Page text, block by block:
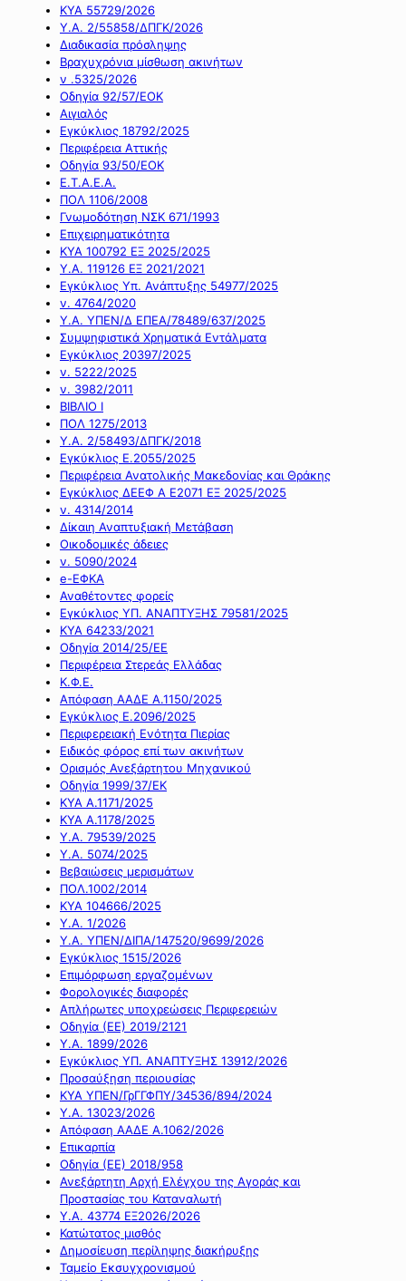
ΚΥΑ 55729/2026
Υ.Α. 2/55858/ΔΠΓΚ/2026
Διαδικασία πρόσληψης
Βραχυχρόνια μίσθωση ακινήτων
ν .5325/2026
Οδηγία 92/57/ΕΟΚ
Αιγιαλός
Εγκύκλιος 18792/2025
Περιφέρεια Αττικής
Οδηγία 93/50/ΕΟΚ
Ε.Τ.Α.Ε.Α.
ΠΟΛ 1106/2008
Γνωμοδότηση ΝΣΚ 671/1993
Επιχειρηματικότητα
ΚΥΑ 100792 ΕΞ 2025/2025
Υ.Α. 119126 ΕΞ 2021/2021
Εγκύκλιος Υπ. Ανάπτυξης 54977/2025
ν. 4764/2020
Υ.Α. ΥΠΕΝ/Δ ΕΠΕΑ/78489/637/2025
Συμψηφιστικά Χρηματικά Εντάλματα
Εγκύκλιος 20397/2025
ν. 5222/2025
ν. 3982/2011
ΒΙΒΛΙΟ Ι
ΠΟΛ 1275/2013
Υ.Α. 2/58493/ΔΠΓΚ/2018
Εγκύκλιος Ε.2055/2025
Περιφέρεια Ανατολικής Μακεδονίας και Θράκης
Εγκύκλιος ΔΕΕΦ Α Ε2071 ΕΞ 2025/2025
ν. 4314/2014
Δίκαιη Αναπτυξιακή Μετάβαση
Οικοδομικές άδειες
ν. 5090/2024
e-ΕΦΚΑ
Αναθέτοντες φορείς
Εγκύκλιος ΥΠ. ΑΝΑΠΤΥΞΗΣ 79581/2025
ΚΥΑ 64233/2021
Οδηγία 2014/25/ΕΕ
Περιφέρεια Στερεάς Ελλάδας
Κ.Φ.Ε.
Απόφαση ΑΑΔΕ Α.1150/2025
Εγκύκλιος Ε.2096/2025
Περιφερειακή Ενότητα Πιερίας
Ειδικός φόρος επί των ακινήτων
Ορισμός Ανεξάρτητου Μηχανικού
Οδηγία 1999/37/ΕΚ
ΚΥΑ Α.1171/2025
ΚΥΑ Α.1178/2025
Υ.Α. 79539/2025
Υ.Α. 5074/2025
Βεβαιώσεις μερισμάτων
ΠΟΛ.1002/2014
ΚΥΑ 104666/2025
Υ.Α. 1/2026
Υ.Α. ΥΠΕΝ/ΔΙΠΑ/147520/9699/2026
Εγκύκλιος 1515/2026
Επιμόρφωση εργαζομένων
Φορολογικές διαφορές
Απλήρωτες υποχρεώσεις Περιφερειών
Οδηγία (ΕΕ) 2019/2121
Υ.Α. 1899/2026
Εγκύκλιος ΥΠ. ΑΝΑΠΤΥΞΗΣ 13912/2026
Προσαύξηση περιουσίας
ΚΥΑ ΥΠΕΝ/ΓρΓΓΦΠΥ/34536/894/2024
Υ.Α. 13023/2026
Απόφαση ΑΑΔΕ Α.1062/2026
Επικαρπία
Οδηγία (ΕΕ) 2018/958
Ανεξάρτητη Αρχή Ελέγχου της Αγοράς και
Προστασίας του Καταναλωτή
Υ.Α. 43774 ΕΞ2026/2026
Κατώτατος μισθός
Δημοσίευση περίληψης διακήρυξης
Ταμείο Εκσυγχρονισμού